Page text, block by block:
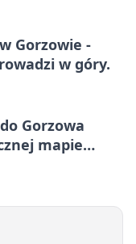
Gorzowie -
w góry.
Gorzowa
mapie